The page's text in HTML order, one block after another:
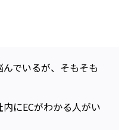
でいるが、そもそも
にECがわかる人がい